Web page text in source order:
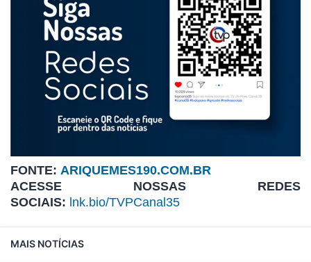
FONTE: ARIQUEMES190.COM.BR
ACESSE NOSSAS REDES
SOCIAIS: lnk.bio/TVPCanal35
MAIS NOTÍCIAS